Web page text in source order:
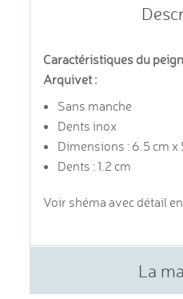
Caractéristiques du
Arquivet :
Sans manche
Dents inox
Dimensions : 6.5 cm x
Dents : 1.2 cm
Voir shéma avec détail
La